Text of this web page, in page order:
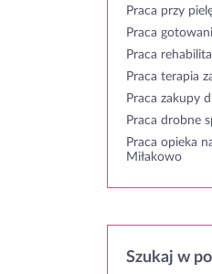
Praca przy
Praca
Praca
Praca terapia
Praca zakupy
Praca drobne
Praca opieka
Miłakowo
Szukaj w